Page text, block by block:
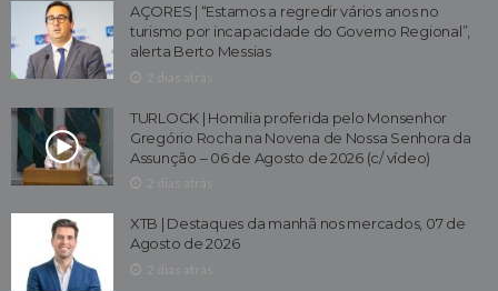
AÇORES | “Estamos a regredir vários anos no
turismo por incapacidade do Governo Regional”,
alerta Berto Messias
TURLOCK | Homilia proferida pelo Monsenhor
Gregório Rocha na Novena de Nossa Senhora da
Assunção – 06 de Agosto de 2026 (c/ vídeo)
XTB | Destaques da manhã nos mercados, 07 de
Agosto de 2026